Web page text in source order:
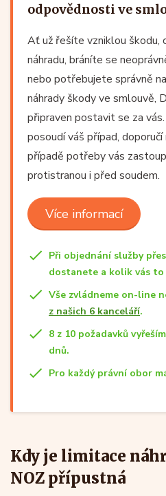
odpovědnosti ve
Ať už řešíte vzniklou škodu,
náhradu, bráníte se
nebo potřebujete správně
náhrady škody ve smlouvě,
připraven postavit se za vás.
posoudí váš případ,
případě potřeby vás
protistranou i před soudem.
Více informací
Při objednání služby
dostanete a kolik vás
Vše zvládneme on-line
z našich 6 kanceláří.
8 z 10 požadavků
dnů.
Pro každý právní obor
Kdy je limitace
NOZ přípustná